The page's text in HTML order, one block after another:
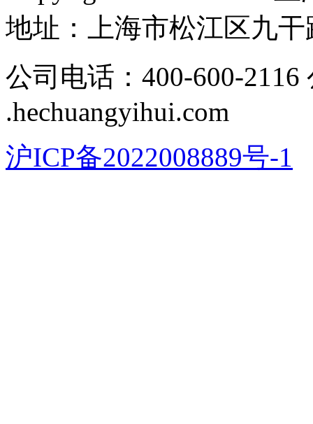
地址​：上海市松江区九干
公司电话：400-600-
.hechuangyihui.com
沪ICP备2022008889号-1